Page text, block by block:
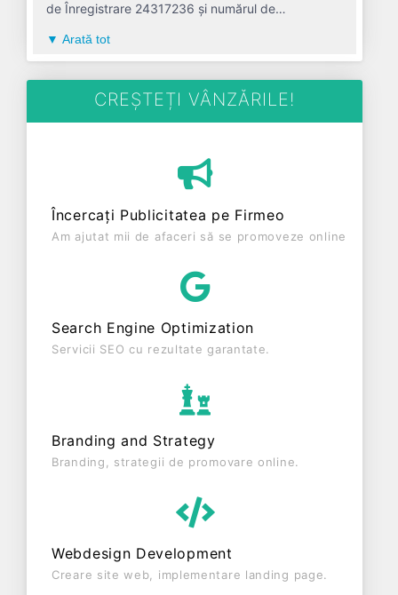
de Înregistrare 24317236 și numărul de
codul 7022. Cu sediul social poziționat în zona de
Centru a țării, în judetul ALBA, compania aduce o
TRADE SRL a fost fondată în anul 2008, având o
vechime de 18 ani. Conform ultimului bilanț,
cifră de afaceri de 0 RON, gestionând operațiunile
cu un număr mediu de 0 de salariați pe ultimul an
din punct de vedere fiscal si are status:
FUNCTIUNE. Societatea nu este plătitoare de TVA.
Arată tot
CREȘTEȚI VÂNZĂRILE!
Încercați Publicitatea pe Firmeo
Am ajutat mii de afaceri să se promoveze online
Search Engine Optimization
Servicii SEO cu rezultate garantate.
Branding and Strategy
Branding, strategii de promovare online.
Webdesign Development
Creare site web, implementare landing page.